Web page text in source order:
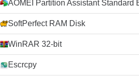
AOMEI Partition Assistant Standard
SoftPerfect RAM Disk
WinRAR 32-bit
Escrcpy